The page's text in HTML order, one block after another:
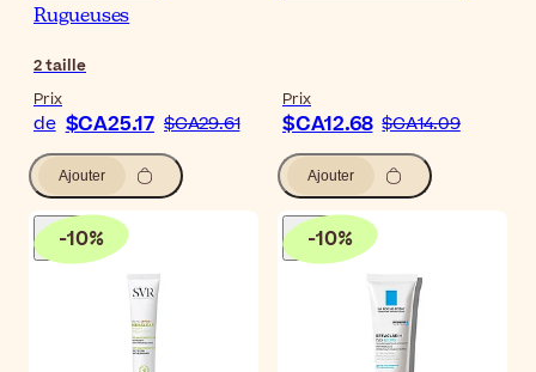
Rugueuses
2taille
Prix
de $CA25.17 $CA29.61
Ajouter
Prix
$CA12.68 $CA14.09
Ajouter
-10% -10%